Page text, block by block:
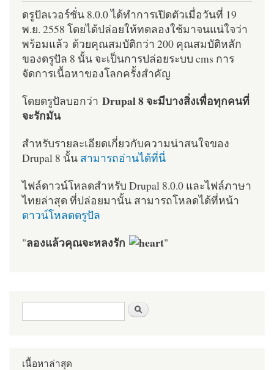
ดรูปัลเวอร์ชั่น 8.0.0 ได้ทำการเปิดตัวเมื่อวันที่ 19
พ.ย. 2558 โดยได้ปล่อยให้ทดลองใช้มาจนแน่ใจว่า
พร้อมแล้ว ด้วยคุณสมบัติกว่า 200 คุณสมบัติหลัก
ของดรูปัล 8 นั้น จะเป็นการปล่อยระบบ cms การ
จัดการเนื้อหาของโลกครั้งสำคัญ
โดยดรูปัลบอกว่า Drupal 8 จะมีบางสิ่งเพื่อทุกคนที่
จะรักมัน
สำหรับรายละเอียดเกี่ยวกับความน่าสนใจของ
Drupal 8 นั้น สามารถอ่านได้ที่นี่
ไฟล์ดาวน์โหลดสำหรับ Drupal 8.0.0 และไฟล์ภาษา
ไทยล่าสุด ที่ปล่อยมานั้น สามารถโหลดได้ที่หน้า
ดาวน์โหลดดรูปัล
"ลองแล้วคุณจะหลงรัก "
ฟอร์มค้นหา
เนื้อหาล่าสุด